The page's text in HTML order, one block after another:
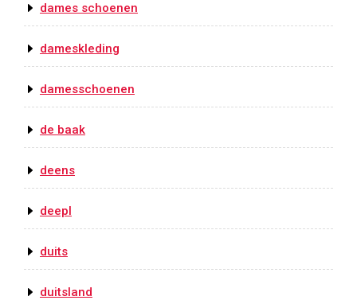
dames schoenen
dameskleding
damesschoenen
de baak
deens
deepl
duits
duitsland